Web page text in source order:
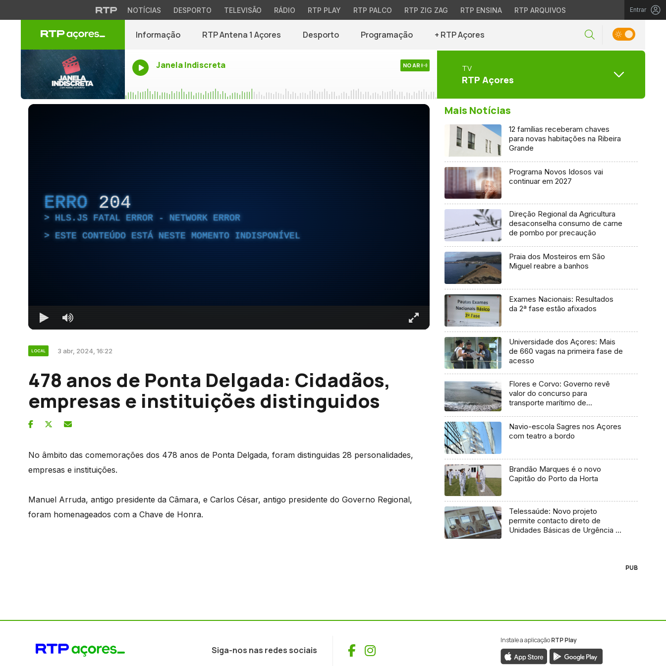
NOTÍCIAS DESPORTO TELEVISÃO RÁDIO RTP PLAY RTP PALCO RTP ZIG ZAG RTP ENSINA RTP ARQUIVOS Entrar
Informação RTP Antena 1 Açores Desporto Programação + RTP Açores
Janela Indiscreta NO AR TV
RTP Açores
ERRO 204
HLS.JS FATAL ERROR - NETWORK ERROR
ESTE CONTEÚDO ESTÁ NESTE MOMENTO INDISPONÍVEL
LOCAL 3 abr, 2024, 16:22
478 anos de Ponta Delgada: Cidadãos,
empresas e instituições distinguidos
No âmbito das comemorações dos 478 anos de Ponta Delgada, foram distinguidas 28 personalidades,
empresas e instituições.
Manuel Arruda, antigo presidente da Câmara, e Carlos César, antigo presidente do Governo Regional,
foram homenageados com a Chave de Honra.
Mais Notícias
12 famílias receberam chaves
para novas habitações na Ribeira
Grande
Programa Novos Idosos vai
continuar em 2027
Direção Regional da Agricultura
desaconselha consumo de carne
de pombo por precaução
Praia dos Mosteiros em São
Miguel reabre a banhos
Exames Nacionais: Resultados
da 2ª fase estão afixados
Universidade dos Açores: Mais
de 660 vagas na primeira fase de
acesso
Flores e Corvo: Governo revê
valor do concurso para
transporte marítimo de
Navio-escola Sagres nos Açores
com teatro a bordo
Brandão Marques é o novo
Capitão do Porto da Horta
Telessaúde: Novo projeto
permite contacto direto de
Unidades Básicas de Urgência e
PUB
Siga-nos nas redes sociais Facebook
Instagram
Instale a aplicaçãoRTP Play